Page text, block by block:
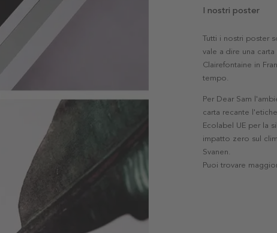
I nostri poster
Tutti i nostri poster
vale a dire una
Clairefontaine in
tempo.
Per Dear Sam
carta recante
Ecolabel UE per la
impatto zero sul
Svanen.
Puoi trovare